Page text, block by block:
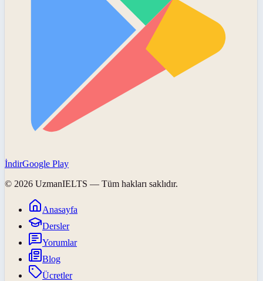
İndirGoogle Play
© 2026 UzmanIELTS — Tüm hakları saklıdır.
Anasayfa
Dersler
Yorumlar
Blog
Ücretler